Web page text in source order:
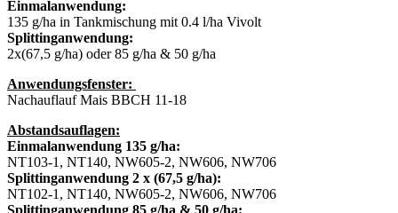
Einmalanwendung:
135 g/ha in Tankmischung mit 0.4 l/ha Vivolt
Splittinganwendung:
2x(67,5 g/ha) oder 85 g/ha & 50 g/ha
Anwendungsfenster:
Nachauflauf Mais BBCH 11-18
Abstandsauflagen:
Einmalanwendung 135 g/ha:
NT103-1, NT140, NW605-2, NW606, NW706
Splittinganwendung 2 x (67,5 g/ha):
NT102-1, NT140, NW605-2, NW606, NW706
Splittinganwendung 85 g/ha & 50 g/ha: